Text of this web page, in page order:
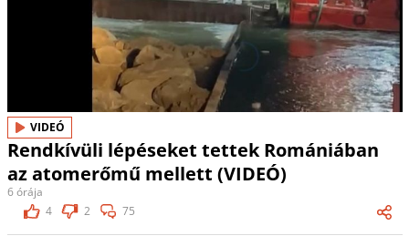
VIDEÓ
Rendkívüli lépéseket tettek Romániában
az atomerőmű mellett (VIDEÓ)
6 órája
4
2 75